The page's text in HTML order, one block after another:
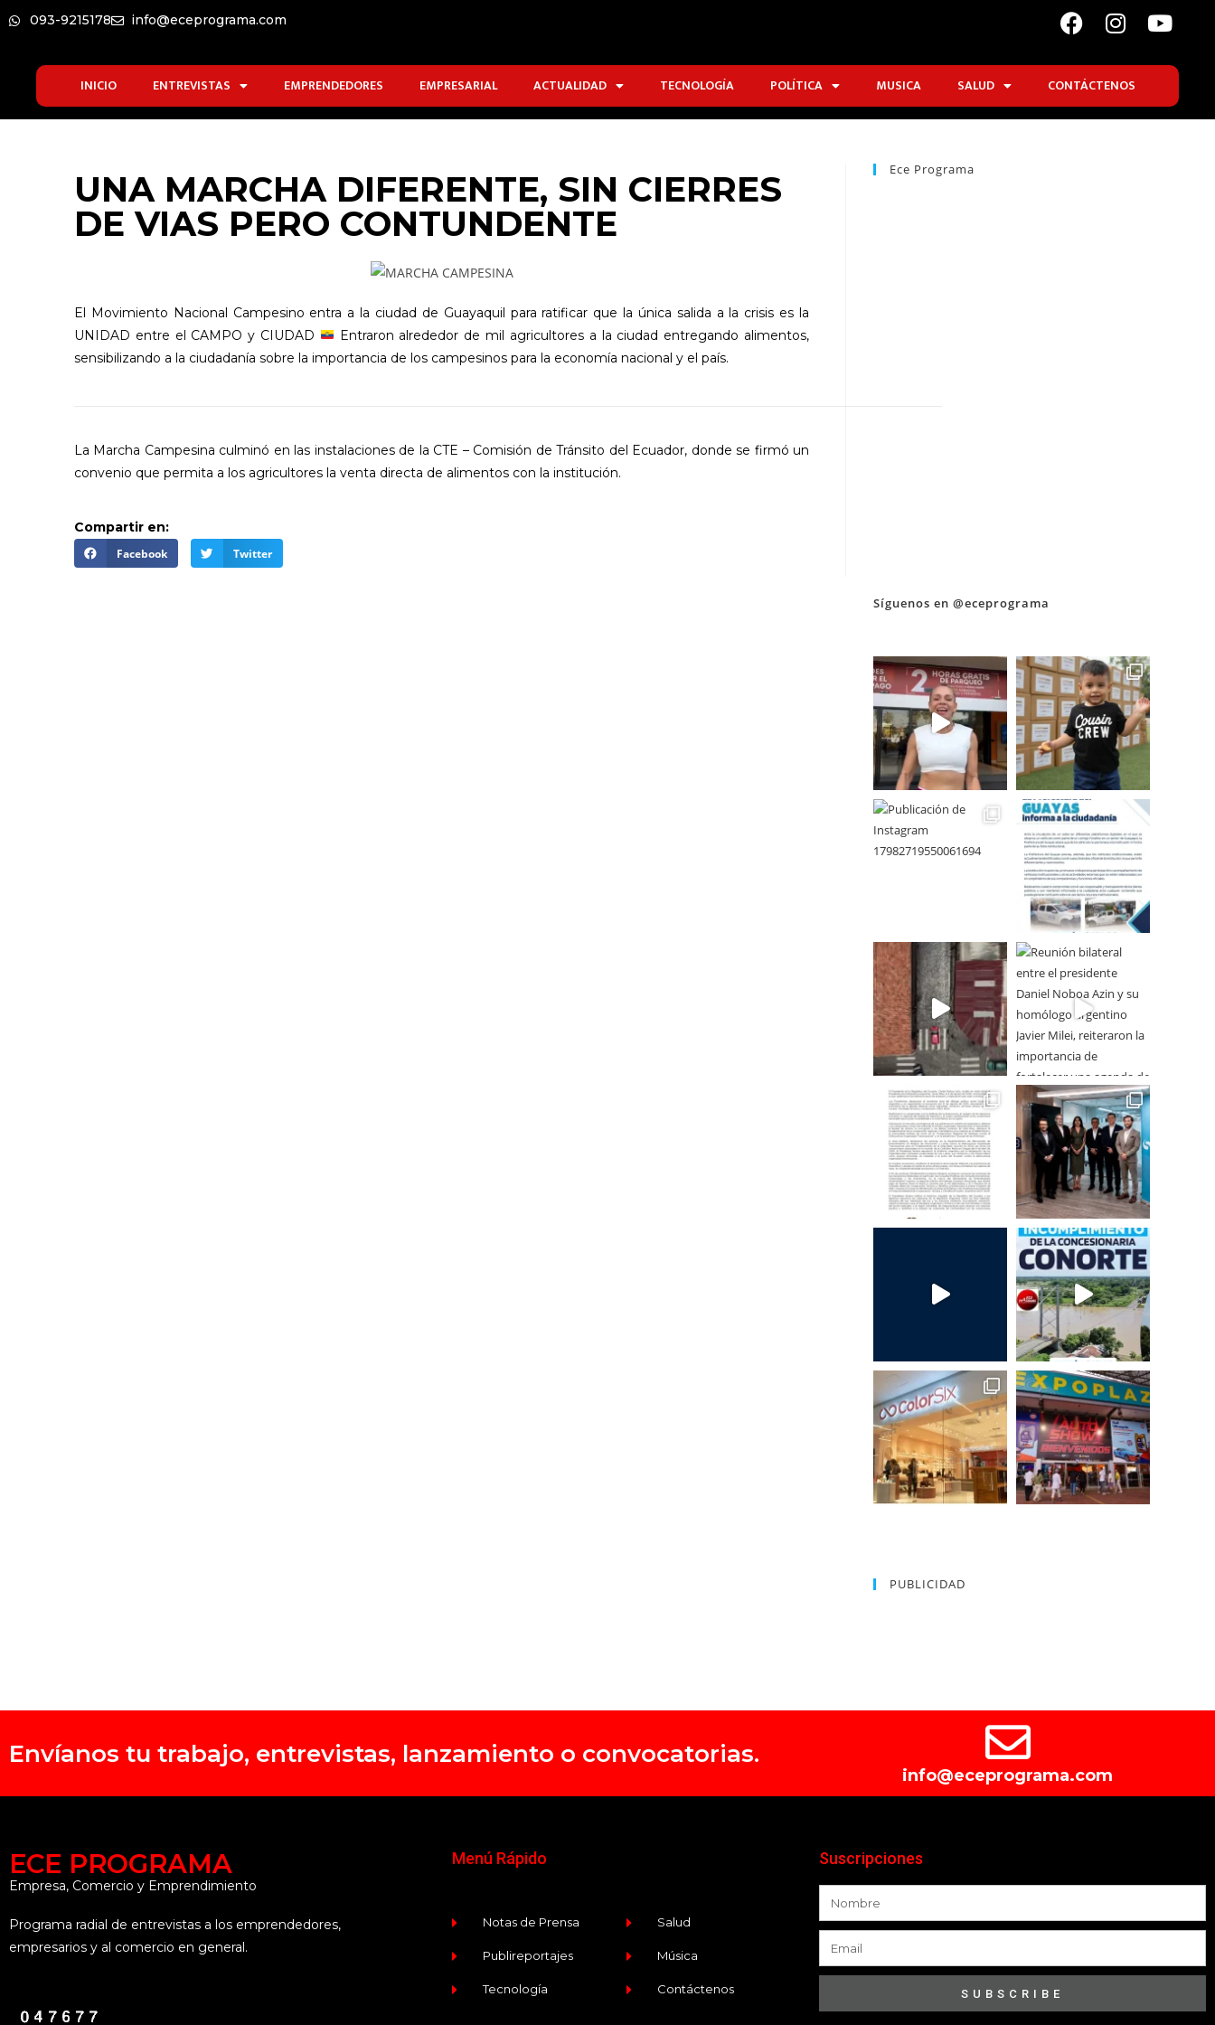
093-9215178 info@eceprograma.com
INICIO ENTREVISTAS EMPRENDEDORES EMPRESARIAL ACTUALIDAD TECNOLOGÍA POLÍTICA MUSICA SALUD CONTÁCTENOS
UNA MARCHA DIFERENTE, SIN CIERRES
DE VIAS PERO CONTUNDENTE
El Movimiento Nacional Campesino entra a la ciudad de Guayaquil para ratificar que la única salida a la crisis es la
UNIDAD entre el CAMPO y CIUDAD
Entraron alrededor de mil agricultores a la ciudad entregando alimentos,
sensibilizando a la ciudadanía sobre la importancia de los campesinos para la economía nacional y el país.
La Marcha Campesina culminó en las instalaciones de la CTE – Comisión de Tránsito del Ecuador, donde se firmó un
convenio que permita a los agricultores la venta directa de alimentos con la institución.
Compartir en:
Facebook Twitter
Ece Programa
Síguenos en @eceprograma
PUBLICIDAD
Envíanos tu trabajo, entrevistas, lanzamiento o convocatorias.
info@eceprograma.com
ECE PROGRAMA
Empresa, Comercio y Emprendimiento
Programa radial de entrevistas a los emprendedores,
empresarios y al comercio en general.
Menú Rápido
Notas de Prensa
Publireportajes
Tecnología
Salud
Música
Contáctenos
Suscripciones
SUBSCRIBE